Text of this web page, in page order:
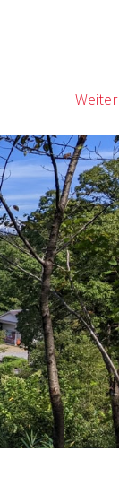
Weiter